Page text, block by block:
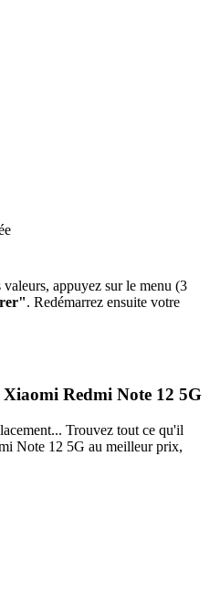
appuyez sur le menu (3
. Redémarrez ensuite votre
Xiaomi Redmi Note 12 5G
Trouvez tout ce qu'il
Note 12 5G au meilleur prix,